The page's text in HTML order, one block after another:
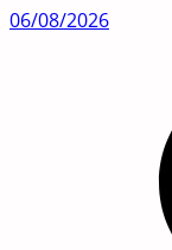
06/08/2026